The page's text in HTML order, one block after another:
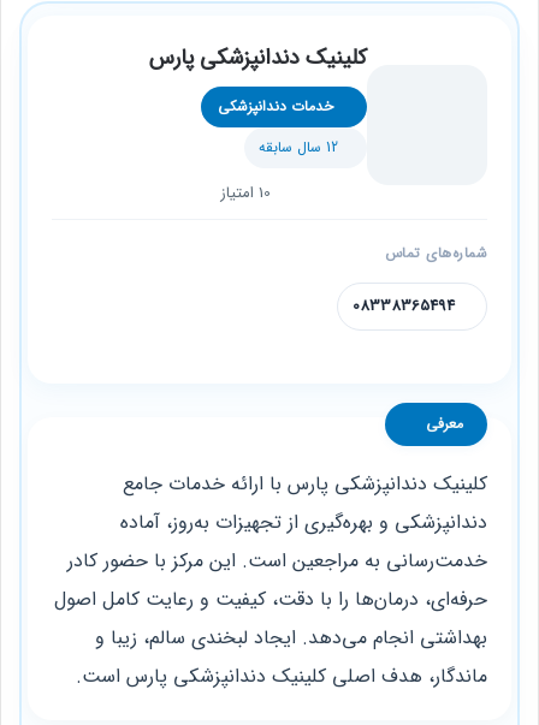
کلینیک دندانپزشکی پارس
خدمات دندانپزشکی
12 سال سابقه
10 امتیاز
شماره‌های تماس
08338365494
معرفی
کلینیک دندانپزشکی پارس با ارائه خدمات جامع
دندانپزشکی و بهره‌گیری از تجهیزات به‌روز، آماده
خدمت‌رسانی به مراجعین است. این مرکز با حضور کادر
حرفه‌ای، درمان‌ها را با دقت، کیفیت و رعایت کامل اصول
بهداشتی انجام می‌دهد. ایجاد لبخندی سالم، زیبا و
ماندگار، هدف اصلی کلینیک دندانپزشکی پارس است.